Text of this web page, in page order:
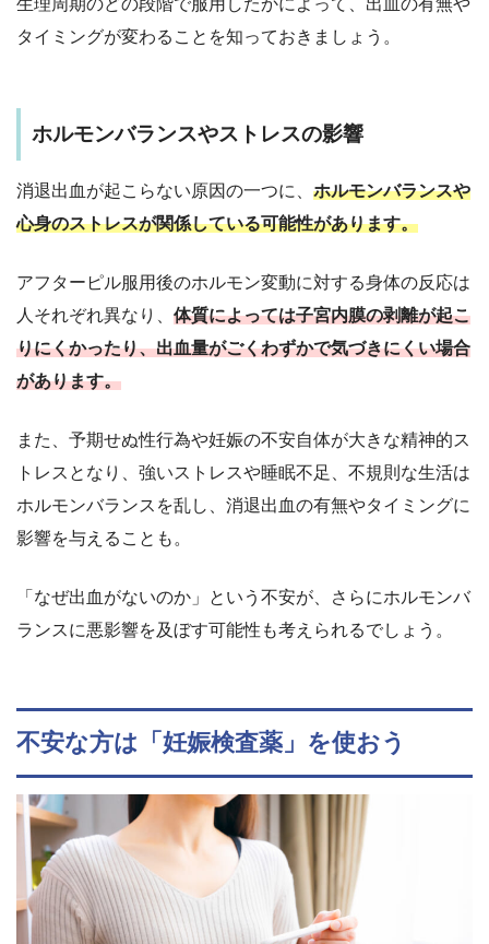
タイミングが変わることを知っておきましょう。
ホルモンバランスやストレスの影響
消退出血が起こらない原因の一つに、 ホルモンバランスや
心身のストレスが関係している可能性があります。
アフターピル服用後のホルモン変動に対する身体の反応は
人それぞれ異なり、 体質によっては子宮内膜の剥離が起こ
りにくかったり、出血量がごくわずかで気づきにくい場合
があります。
また、予期せぬ性行為や妊娠の不安自体が大きな精神的ス
トレスとなり、強いストレスや睡眠不足、不規則な生活は
ホルモンバランスを乱し、消退出血の有無やタイミングに
影響を与えることも。
「なぜ出血がないのか」という不安が、さらにホルモンバ
ランスに悪影響を及ぼす可能性も考えられるでしょう。
不安な方は「妊娠検査薬」を使おう